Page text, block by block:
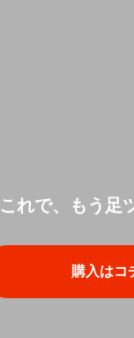
これで、もう足
購入はコ